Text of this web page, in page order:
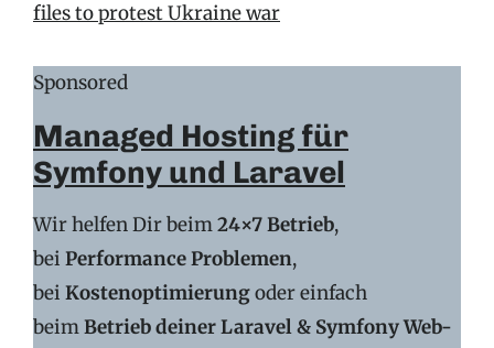
files to protest Ukraine war
Sponsored
Managed Hosting für
Symfony und Laravel
Wir helfen Dir beim24×7 Betrieb,
bei Performance Problemen,
bei Kostenoptimierungoder einfach
beimBetrieb deiner Laravel & Symfony Web-